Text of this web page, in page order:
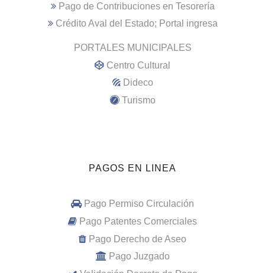
Pago de Contribuciones en Tesorería
Crédito Aval del Estado; Portal ingresa
PORTALES MUNICIPALES
Centro Cultural
Dideco
Turismo
PAGOS EN LINEA
Pago Permiso Circulación
Pago Patentes Comerciales
Pago Derecho de Aseo
Pago Juzgado